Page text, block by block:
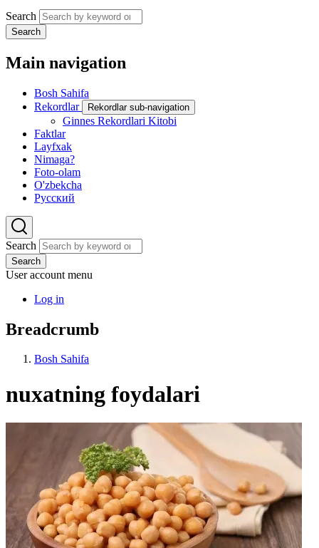
Search
Search
Main navigation
Bosh Sahifa
Rekordlar
Rekordlar sub-navigation
Ginnes Rekordlari Kitobi
Faktlar
Layfxak
Nimaga?
Foto-olam
O'zbekcha
Русский
Search
Search
User account menu
Log in
Breadcrumb
Bosh Sahifa
nuxatning foydalari